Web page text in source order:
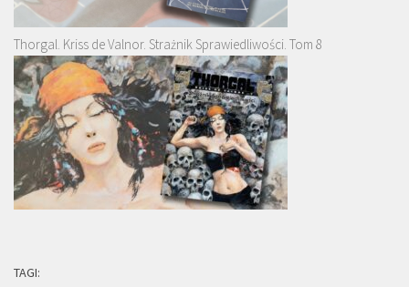
Thorgal. Kriss de Valnor. Strażnik Sprawiedliwości. Tom 8
TAGI: